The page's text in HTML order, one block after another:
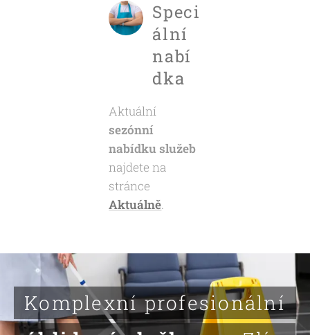
Speci
ální
nabí
dka
Aktuální
sezónní
nabídku služeb
najdete na
stránce
Aktuálně.
Komplexní profesionální